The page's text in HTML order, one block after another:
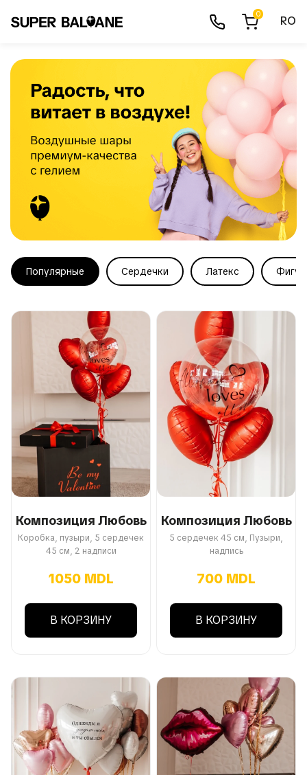
0
RO
Популярные Сердечки Латекс
Композиция Любовь
Коробка, пузыри, 5 сердечек
45 см, 2 надписи
1050 MDL
В КОРЗИНУ
Композиция Любовь
5 сердечек 45 см, Пузыри,
надпись
700 MDL
В КОРЗИНУ